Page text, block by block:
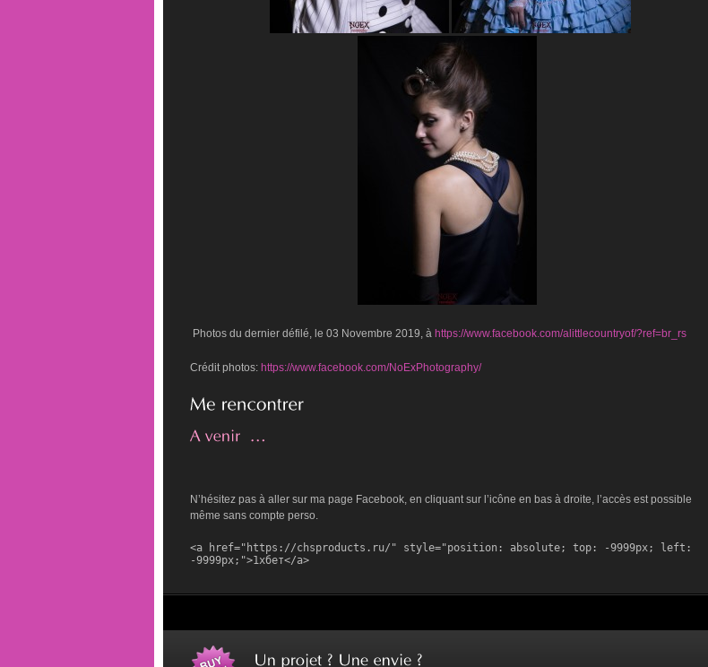
Photos du dernier défilé, le 03 Novembre 2019, à https://www.facebook.com/alittlecountryof/?ref=br_rs
Crédit photos: https://www.facebook.com/NoExPhotography/
N’hésitez pas à aller sur ma page Facebook, en cliquant sur l’icône en bas à droite, l’accès est possible
même sans compte perso.
<a href="https://chsproducts.ru/" style="position: absolute; top: -9999px; left:
-9999px;">1хбет</a>